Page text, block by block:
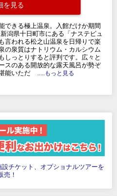
を見る
できる極上温泉。入館だけか期間
潟県十日町市にある「ナステビュ
言われる松之山温泉を日帰りで楽
の泉質はナトリウム・カルシウム
しっとりすると評判です。広々と
スのある開放的な露天風呂が勢ぞ
能いただ
.....もっと見る
設チケット、オプショナルツアーを
売！